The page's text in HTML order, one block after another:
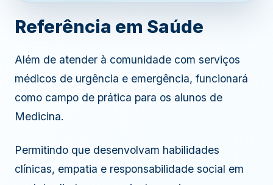
Referência em Saúde
Além de atender à comunidade com serviços
médicos de urgência e emergência, funcionará
como campo de prática para os alunos de
Medicina.
Permitindo que desenvolvam habilidades
clínicas, empatia e responsabilidade social em